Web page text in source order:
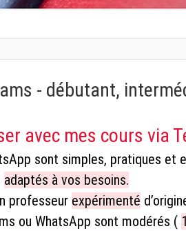
- débutant,
avec mes cours via
sont simples, pratiques et
adaptés à vos besoins.
professeur expérimenté
ou WhatsApp sont modérés (